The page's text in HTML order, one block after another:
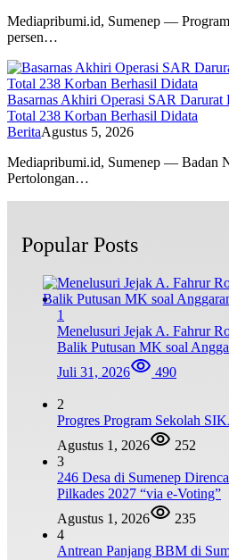
Mediapribumi.id, Sumenep —
persen…
Basarnas Akhiri Operasi SAR Darurat
Total 238 Korban Berhasil Didata
BeritaAgustus 5, 2026
Mediapribumi.id, Sumenep — Badan
Pertolongan…
Popular Posts
1
Menelusuri Jejak A. Fahrur
Balik Putusan MK soal
Juli 31, 2026
490
2
Progres Program Sekolah
Agustus 1, 2026
252
3
246 Desa di Sumenep
Pilkades 2027 “via e-Voting”
Agustus 1, 2026
235
4
Antrean Panjang BBM di